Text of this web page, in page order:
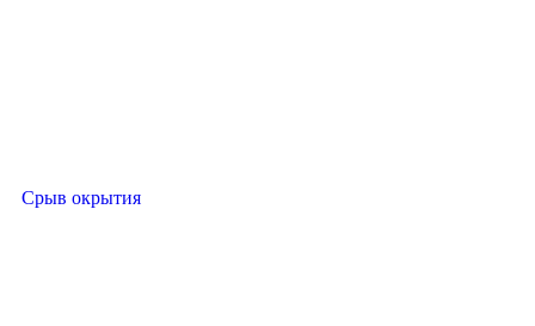
Срыв окрытия